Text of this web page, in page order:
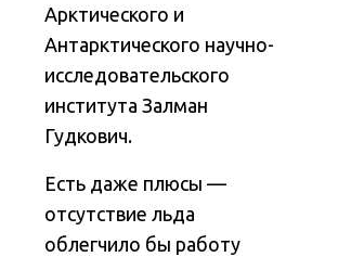
Арктического и
Антарктического научно-
исследовательского
института Залман
Гудкович.
Есть даже плюсы —
отсутствие льда
облегчило бы работу